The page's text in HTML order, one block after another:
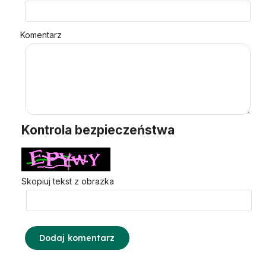
Komentarz
Kontrola bezpieczeństwa
Skopiuj tekst z obrazka
Dodaj komentarz